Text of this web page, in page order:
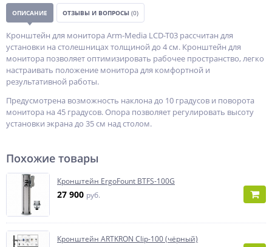
ОПИСАНИЕ ОТЗЫВЫ И ВОПРОСЫ (0)
Кронштейн для монитора Arm-Media LCD-T03 рассчитан для
установки на столешницах толщиной до 4 см. Кронштейн для
монитора позволяет оптимизировать рабочее пространство, легко
настраивать положение монитора для комфортной и
результативной работы.
Предусмотрена возможность наклона до 10 градусов и поворота
монитора на 45 градусов. Опора позволяет регулировать высоту
установки экрана до 35 см над столом.
Похожие товары
Кронштейн ErgoFount BTFS-100G
27 900 руб.
Кронштейн ARTKRON Clip-100 (чёрный)